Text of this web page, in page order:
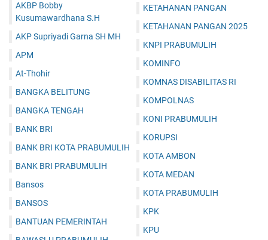
AKBP Bobby
Kusumawardhana S.H
AKP Supriyadi Garna SH MH
APM
At-Thohir
BANGKA BELITUNG
BANGKA TENGAH
BANK BRI
BANK BRI KOTA PRABUMULIH
BANK BRI PRABUMULIH
Bansos
BANSOS
BANTUAN PEMERINTAH
KETAHANAN PANGAN
KETAHANAN PANGAN 2025
KNPI PRABUMULIH
KOMINFO
KOMNAS DISABILITAS RI
KOMPOLNAS
KONI PRABUMULIH
KORUPSI
KOTA AMBON
KOTA MEDAN
KOTA PRABUMULIH
KPK
KPU